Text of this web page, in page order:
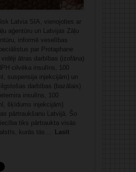
Latvia SIA, vienojoties ar
aģentūru un Latvijas Zāļu
informē veselības
par Protaphane
vidēji ātras darbības (izofāna)
cilvēka insulīns, 100
suspensija injekcijām) un
darbības (bazālais)
insulīns, 100
šķīdums injekcijām)
pārtraukšanu Latvijā. Šo
tiks pārtraukta visās
kurās tās ... Lasīt